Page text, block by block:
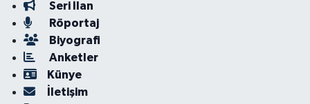
Seri İlan
Röportaj
Biyografi
Anketler
Künye
İletişim